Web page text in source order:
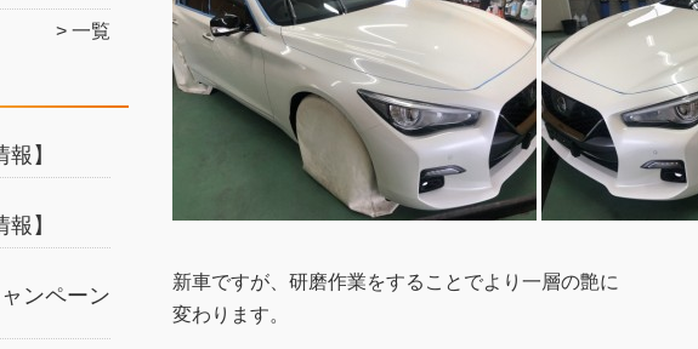
一覧
】
】
ンペーン
新車ですが、研磨作業をすることでより一層の艶に
変わります。